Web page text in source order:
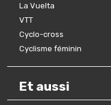
La Vuelta
VTT
Cyclo-cross
Cyclisme féminin
Et aussi